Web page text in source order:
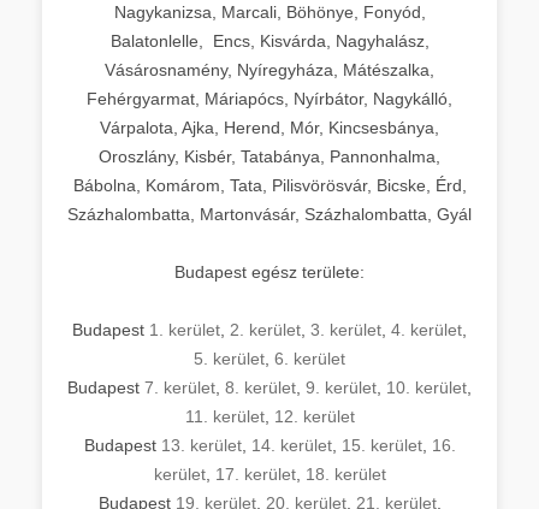
Nagykanizsa, Marcali, Böhönye, Fonyód,
Balatonlelle, Encs, Kisvárda, Nagyhalász,
Vásárosnamény, Nyíregyháza, Mátészalka,
Fehérgyarmat, Máriapócs, Nyírbátor, Nagykálló,
Várpalota, Ajka, Herend, Mór, Kincsesbánya,
Oroszlány, Kisbér, Tatabánya, Pannonhalma,
Bábolna, Komárom, Tata, Pilisvörösvár, Bicske, Érd,
Százhalombatta, Martonvásár, Százhalombatta, Gyál
Budapest egész területe:
Budapest 1. kerület 2. kerület 3. kerület 4. kerület
5. kerület 6. kerület
Budapest 7. kerület 8. kerület 9. kerület 10. kerület
11. kerület, 12. kerület
Budapest 13. kerület, 14. kerület, 15. kerület, 16.
kerület, 17. kerület, 18. kerület
Budapest 19. kerület, 20. kerület, 21. kerület,